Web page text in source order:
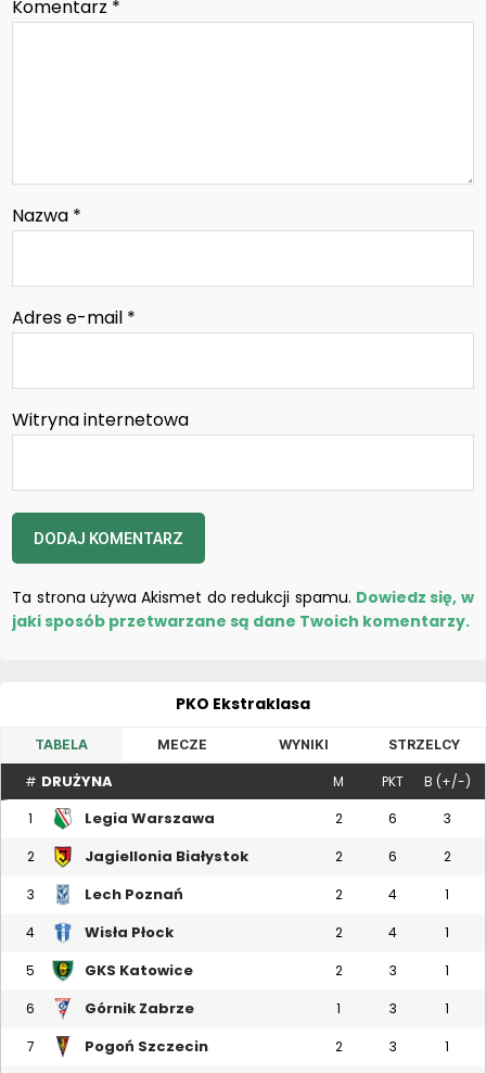
Komentarz *
Nazwa *
Adres e-mail *
Witryna internetowa
Ta strona używa Akismet do redukcji spamu. Dowiedz się, w
jaki sposób przetwarzane są dane Twoich komentarzy.
PKO Ekstraklasa
TABELA MECZE WYNIKI STRZELCY
# DRUŻYNA M PKT B (+/-)
1 Legia Warszawa 2 6 3
2 Jagiellonia Białystok 2 6 2
3 Lech Poznań 2 4 1
4 Wisła Płock 2 4 1
5 GKS Katowice 2 3 1
6 Górnik Zabrze 1 3 1
7 Pogoń Szczecin 2 3 1